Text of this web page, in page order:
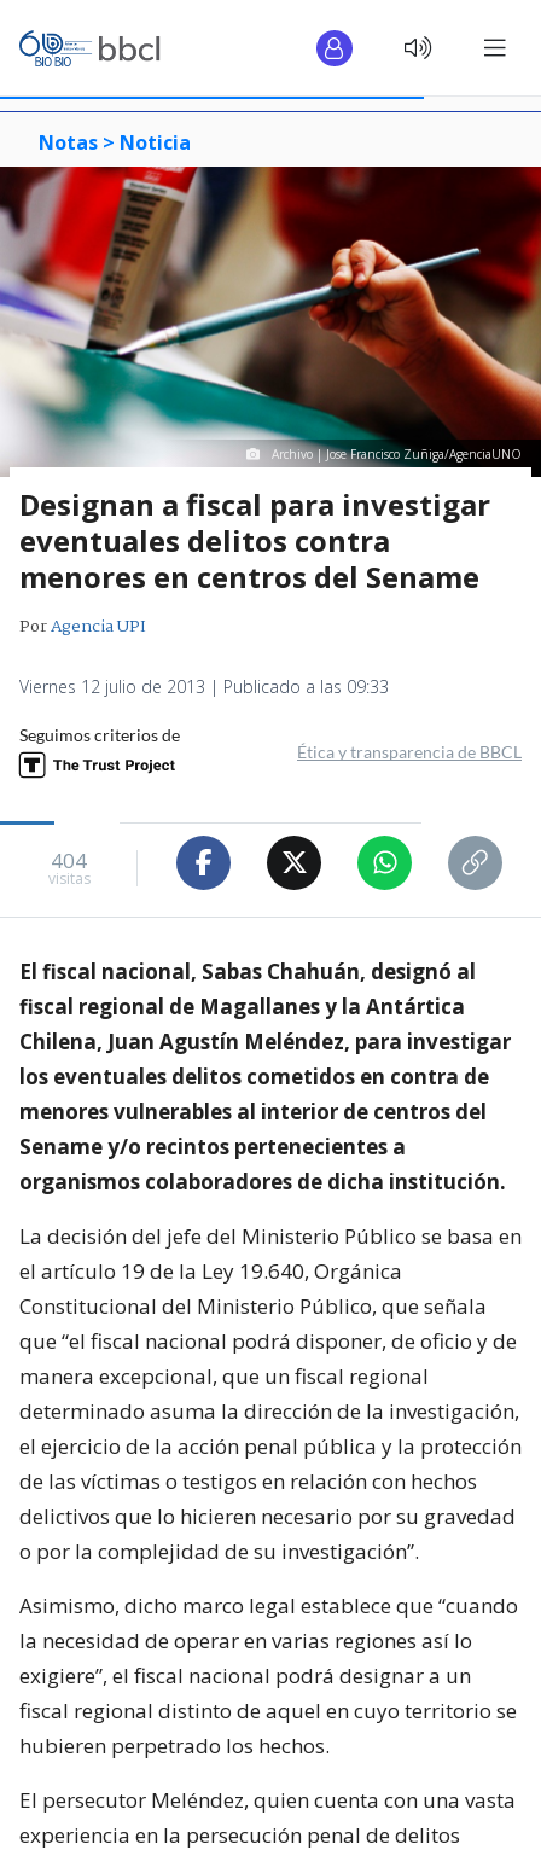
Notas > Noticia
Archivo | Jose Francisco Zuñiga/AgenciaUNO
Designan a fiscal para investigar
eventuales delitos contra
menores en centros del Sename
PorAgencia UPI
Viernes 12 julio de 2013 | Publicado a las 09:33
Seguimos criterios de
Ética y transparencia de BBCL
404
visitas
El fiscal nacional, Sabas Chahuán, designó al
fiscal regional de Magallanes y la Antártica
Chilena, Juan Agustín Meléndez, para investigar
los eventuales delitos cometidos en contra de
menores vulnerables al interior de centros del
Sename y/o recintos pertenecientes a
organismos colaboradores de dicha institución.
La decisión del jefe del Ministerio Público se basa en
el artículo 19 de la Ley 19.640, Orgánica
Constitucional del Ministerio Público, que señala
que “el fiscal nacional podrá disponer, de oficio y de
manera excepcional, que un fiscal regional
determinado asuma la dirección de la investigación,
el ejercicio de la acción penal pública y la protección
de las víctimas o testigos en relación con hechos
delictivos que lo hicieren necesario por su gravedad
o por la complejidad de su investigación”.
Asimismo, dicho marco legal establece que “cuando
la necesidad de operar en varias regiones así lo
exigiere”, el fiscal nacional podrá designar a un
fiscal regional distinto de aquel en cuyo territorio se
hubieren perpetrado los hechos.
El persecutor Meléndez, quien cuenta con una vasta
experiencia en la persecución penal de delitos